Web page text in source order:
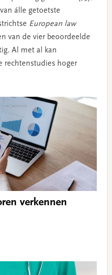
álle getoetste
European law
van de vier beoordeelde
Al met al kan
rechtenstudies hoger
verkennen